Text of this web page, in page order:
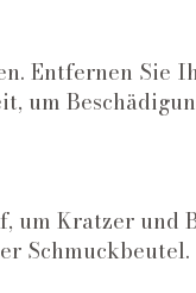
Entfernen Sie
um
um Kratzer und
Schmuckbeutel.